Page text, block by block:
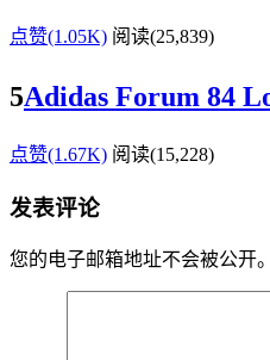
点赞(1.05K) 阅读(25,839)
5Adidas Forum 84
点赞(1.67K) 阅读(15,228)
发表评论
您的电子邮箱地址不会被公开。